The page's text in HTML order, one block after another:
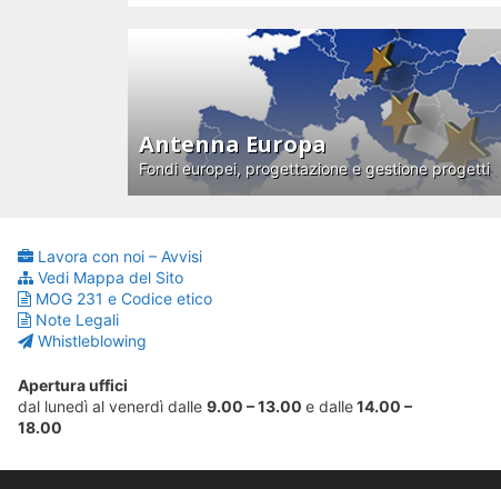
Antenna Europa
Fondi europei, progettazione e gestione progetti
Lavora con noi – Avvisi
Vedi Mappa del Sito
MOG 231 e Codice etico
Note Legali
Whistleblowing
Apertura uffici
dal lunedì al venerdì dalle9.00 – 13.00e dalle14.00 –
18.00